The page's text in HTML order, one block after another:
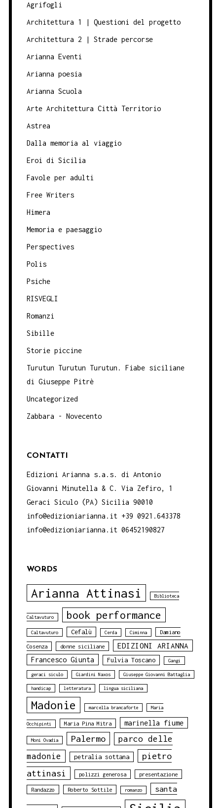
Agrifogli
Architettura 1 | Questioni del progetto
Architettura 2 | Strade percorse
Arianna Eventi
Arianna poesia
Arianna Scuola
Arte Architettura Città Territorio
Astrea
Dalla memoria al viaggio
Eroi di Sicilia
Favole per adulti
Free Writers
Himera
Memoria e paesaggio
Perspectives
Polis
Psiche
RISVEGLI
Romanzi
Sibille
Storie piccine
Turutun Turutun Turutun. Fiabe siciliane
di Giuseppe Pitrè
Uncategorized
Zabbara - Novecento
CONTATTI
Edizioni Arianna s.a.s. di Antonio
Giovanni Minutella & C. Via Zefiro, 1
Geraci Siculo (PA) Sicilia 90010
info@edizioniarianna.it +39 0921.643378
info@edizioniarianna.it 06452190827
WORDS
Arianna Attinasi Biblioteca
Caltavuturo book performance
Caltavuturo Cefalù Cerda Ciminna Damiano
Cosenza donne siciliane EDIZIONI ARIANNA
Francesco Giunta Fulvia Toscano Gangi
geraci siculo Giardini Naxos Giuseppe Giovanni Battaglia
handicap letteratura lingua siciliana
Madonie marcella brancaforte Maria
Occhipinti Maria Pina Mitra marinella fiume
Moni Ovadia Palermo
parco delle
madonie
petralia sottana
pietro
attinasi
polizzi generosa presentazione
Randazzo Roberto Sottile romanzo santa